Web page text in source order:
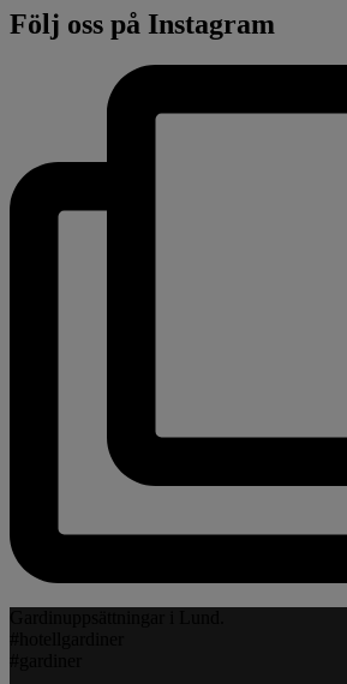
Följ oss på Instagram